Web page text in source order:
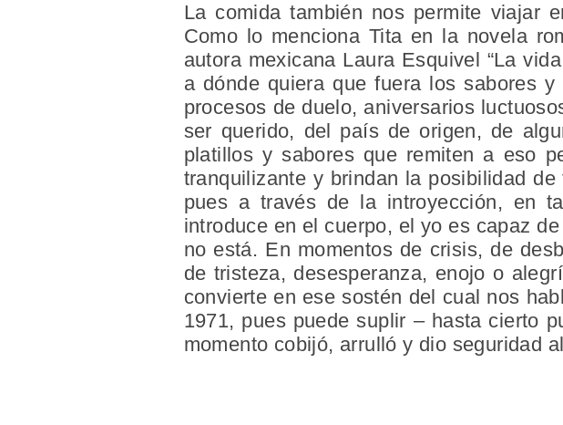
La comida también nos permite viajar
Como lo menciona Tita en la novela
autora mexicana Laura Esquivel “La
a dónde quiera que fuera los sabores
procesos de duelo, aniversarios
ser querido, del país de origen, de
platillos y sabores que remiten a eso
tranquilizante y brindan la posibilidad
pues a través de la introyección, en
introduce en el cuerpo, el yo es capaz
no está. En momentos de crisis, de
de tristeza, desesperanza, enojo o
convierte en ese sostén del cual nos
1971, pues puede suplir – hasta cierto
momento cobijó, arrulló y dio seguridad